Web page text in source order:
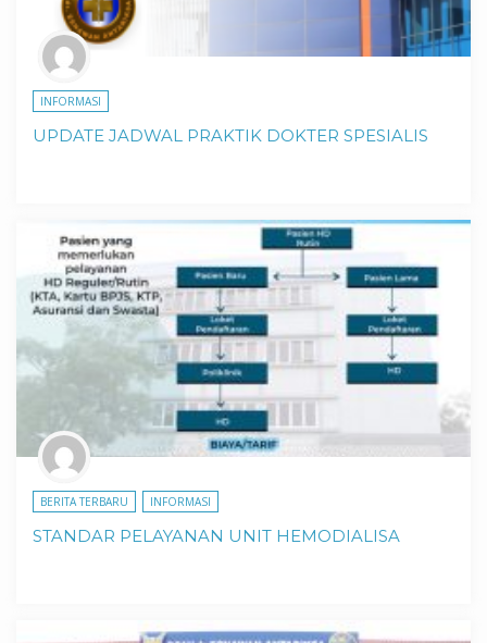
INFORMASI
UPDATE JADWAL PRAKTIK DOKTER SPESIALIS
BERITA TERBARU INFORMASI
STANDAR PELAYANAN UNIT HEMODIALISA